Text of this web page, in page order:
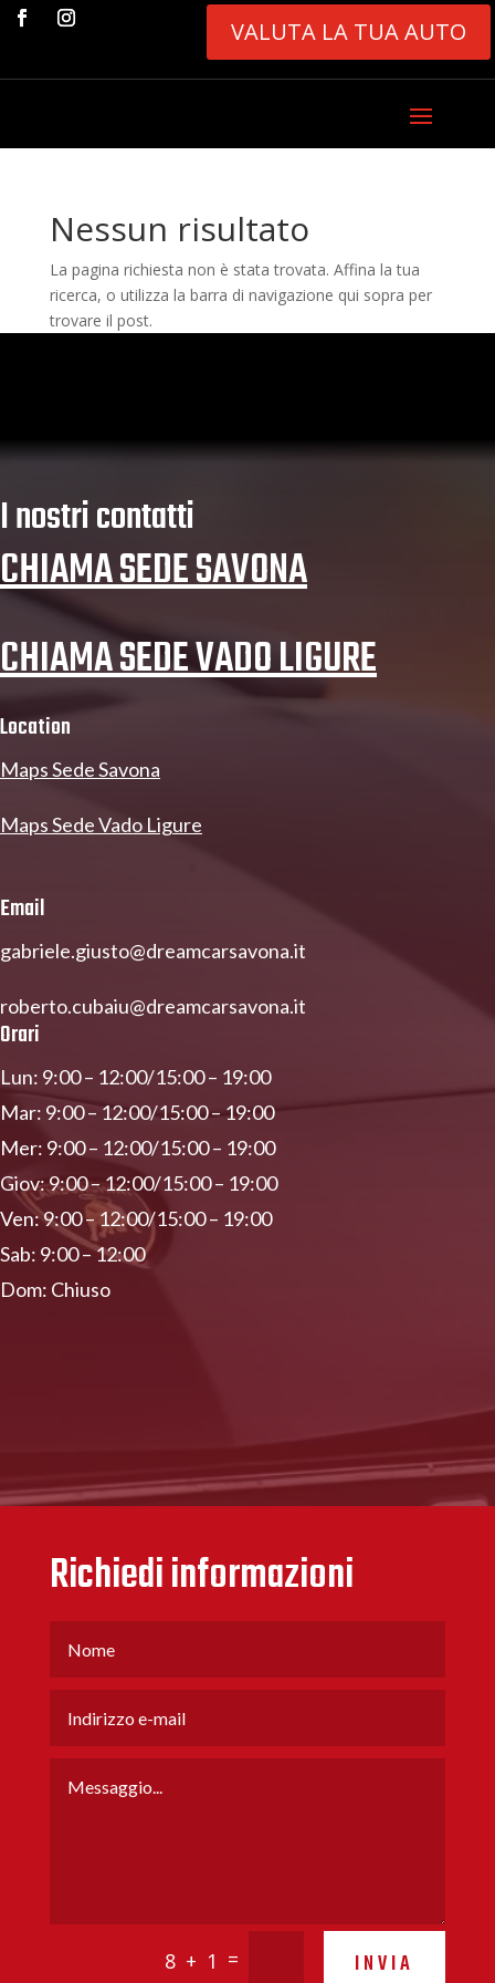
VALUTA LA TUA AUTO
Nessun risultato
La pagina richiesta non è stata trovata. Affina la tua
ricerca, o utilizza la barra di navigazione qui sopra per
trovare il post.
I nostri contatti
CHIAMA SEDE SAVONA
CHIAMA SEDE VADO LIGURE
Location
Maps Sede Savona
Maps Sede Vado Ligure
Email
gabriele.giusto@dreamcarsavona.it
roberto.cubaiu@dreamcarsavona.it
Orari
Lun: 9:00 – 12:00/15:00 – 19:00
Mar: 9:00 – 12:00/15:00 – 19:00
Mer: 9:00 – 12:00/15:00 – 19:00
Giov: 9:00 – 12:00/15:00 – 19:00
Ven: 9:00 – 12:00/15:00 – 19:00
Sab: 9:00 – 12:00
Dom: Chiuso
Richiedi informazioni
8 + 1 = INVIA